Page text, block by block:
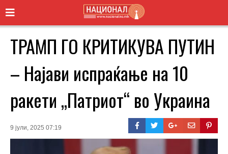
ТРАМП ГО КРИТИКУВА ПУТИН
– Најави испраќање на 10
ракети „Патриот“ во Украина
9 јули, 2025 07:19